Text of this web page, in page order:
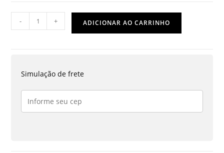
BERZELIUS
quantidade
- + ADICIONAR AO CARRINHO
Simulação de frete